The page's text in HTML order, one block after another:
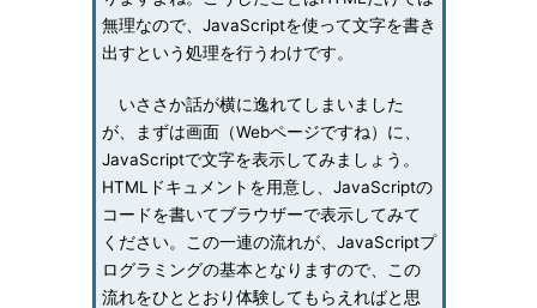
無理なので、JavaScriptを使って文字を書き
出すという処理を行うわけです。
いささか話が横に逸れてしまいました
が、まずは画面（Webページですね）に、
JavaScriptで文字を表示してみましょう。
HTMLドキュメントを用意し、JavaScriptの
コードを書いてブラウザーで表示してみて
ください。この一連の流れが、JavaScriptプ
ログラミングの基本となりますので、この
流れをひととおり体験してもらえればと思